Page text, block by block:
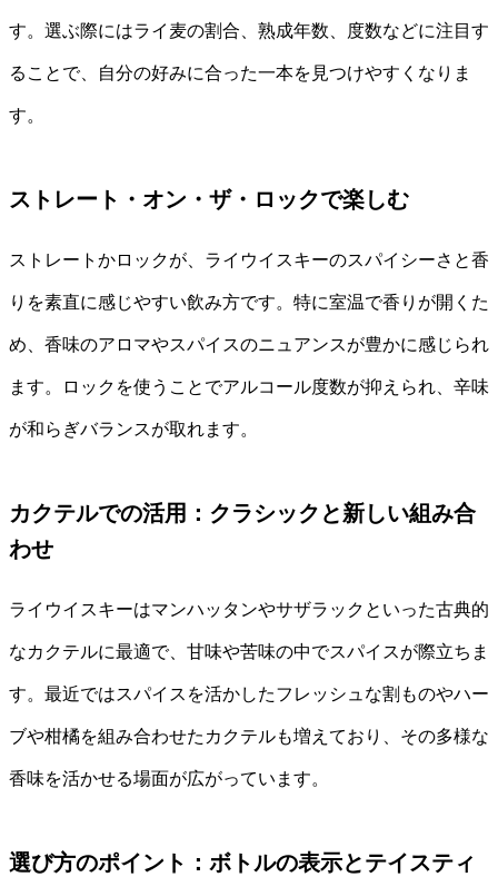
す。選ぶ際にはライ麦の割合、熟成年数、度数などに注目す
ることで、自分の好みに合った一本を見つけやすくなりま
す。
ストレート・オン・ザ・ロックで楽しむ
ストレートかロックが、ライウイスキーのスパイシーさと香
りを素直に感じやすい飲み方です。特に室温で香りが開くた
め、香味のアロマやスパイスのニュアンスが豊かに感じられ
ます。ロックを使うことでアルコール度数が抑えられ、辛味
が和らぎバランスが取れます。
カクテルでの活用：クラシックと新しい組み合
わせ
ライウイスキーはマンハッタンやサザラックといった古典的
なカクテルに最適で、甘味や苦味の中でスパイスが際立ちま
す。最近ではスパイスを活かしたフレッシュな割ものやハー
ブや柑橘を組み合わせたカクテルも増えており、その多様な
香味を活かせる場面が広がっています。
選び方のポイント：ボトルの表示とテイスティ